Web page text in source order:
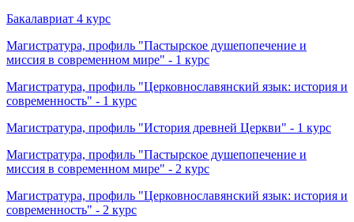
Бакалавриат 4 курс
Магистратура, профиль "Пастырское душепопечение и
миссия в современном мире" - 1 курс
Магистратура, профиль "Церковнославянский язык: история и
современность" - 1 курс
Магистратура, профиль "История древней Церкви" - 1 курс
Магистратура, профиль "Пастырское душепопечение и
миссия в современном мире" - 2 курс
Магистратура, профиль "Церковнославянский язык: история и
современность" - 2 курс